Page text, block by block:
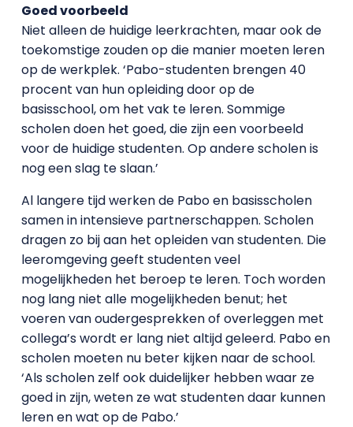
Goed voorbeeld
Niet alleen de huidige leerkrachten, maar ook de
toekomstige zouden op die manier moeten leren
op de werkplek. ‘Pabo-studenten brengen 40
procent van hun opleiding door op de
basisschool, om het vak te leren. Sommige
scholen doen het goed, die zijn een voorbeeld
voor de huidige studenten. Op andere scholen is
nog een slag te slaan.’
Al langere tijd werken de Pabo en basisscholen
samen in intensieve partnerschappen. Scholen
dragen zo bij aan het opleiden van studenten. Die
leeromgeving geeft studenten veel
mogelijkheden het beroep te leren. Toch worden
nog lang niet alle mogelijkheden benut; het
voeren van oudergesprekken of overleggen met
collega’s wordt er lang niet altijd geleerd. Pabo en
scholen moeten nu beter kijken naar de school.
‘Als scholen zelf ook duidelijker hebben waar ze
goed in zijn, weten ze wat studenten daar kunnen
leren en wat op de Pabo.’